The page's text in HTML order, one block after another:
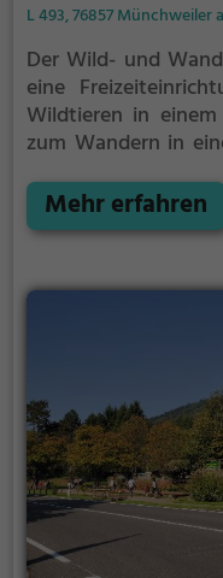
L 493, 76857 Münchweiler
Der Wild- und
eine
Wildtieren in
zum Wandern in
der Ortsgemeinde
des Pfälzerwalds
Deutschen
sondern nach
Die
100.000 Besuchern
Mehr erfahren